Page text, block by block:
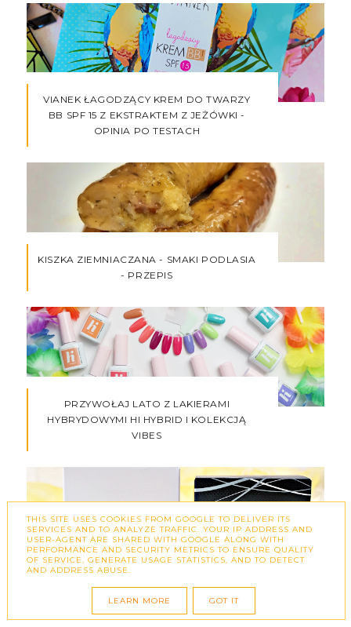
VIANEK ŁAGODZĄCY KREM DO TWARZY
BB SPF 15 Z EKSTRAKTEM Z JEŻÓWKI -
OPINIA PO TESTACH
KISZKA ZIEMNIACZANA - SMAKI PODLASIA
- PRZEPIS
PRZYWOŁAJ LATO Z LAKIERAMI
HYBRYDOWYMI HI HYBRID I KOLEKCJĄ
VIBES
PIELĘGNACJA TWARZY Z SENSILIS -
THIS SITE USES COOKIES FROM GOOGLE TO DELIVER ITS
SERVICES AND TO ANALYZE TRAFFIC. YOUR IP ADDRESS AND
USER-AGENT ARE SHARED WITH GOOGLE ALONG WITH
PERFORMANCE AND SECURITY METRICS TO ENSURE QUALITY
OF SERVICE, GENERATE USAGE STATISTICS, AND TO DETECT
AND ADDRESS ABUSE.
LEARN MORE GOT IT